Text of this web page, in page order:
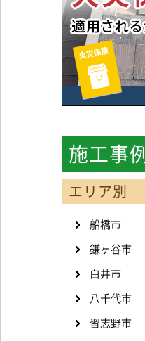
施工事例
エリア別
船橋市
鎌ヶ谷市
白井市
八千代市
習志野市